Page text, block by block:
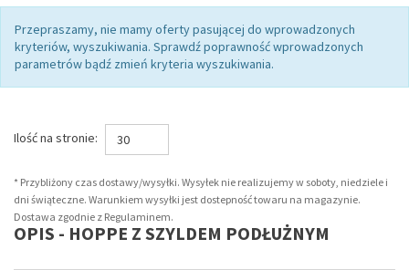
Przepraszamy, nie mamy oferty pasującej do wprowadzonych
kryteriów, wyszukiwania. Sprawdź poprawność wprowadzonych
parametrów bądź zmień kryteria wyszukiwania.
Ilość na stronie: 30
* Przybliżony czas dostawy/wysyłki. Wysyłek nie realizujemy w soboty, niedziele i
dni świąteczne. Warunkiem wysyłki jest dostepność towaru na magazynie.
Dostawa zgodnie z Regulaminem.
OPIS - HOPPE Z SZYLDEM PODŁUŻNYM